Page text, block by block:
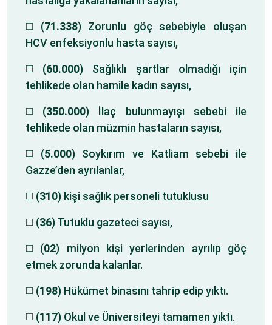
◻️ (71.338) Zorunlu göç sebebiyle oluşan
HCV enfeksiyonlu hasta sayısı,
◻️ (60.000) Sağlıklı şartlar olmadığı için
tehlikede olan hamile kadın sayısı,
◻️ (350.000) İlaç bulunmayışı sebebi ile
tehlikede olan müzmin hastaların sayısı,
◻️ (5.000) Soykırım ve Katliam sebebi ile
Gazze’den ayrılanlar,
◻️ (310) kişi sağlık personeli tutuklusu
◻️ (36) Tutuklu gazeteci sayısı,
◻️ (02) milyon kişi yerlerinden ayrılıp göç
etmek zorunda kalanlar.
◻️ (198) Hükümet binasını tahrip edip yıktı.
◻️ (117) Okul ve Üniversiteyi tamamen yıktı.